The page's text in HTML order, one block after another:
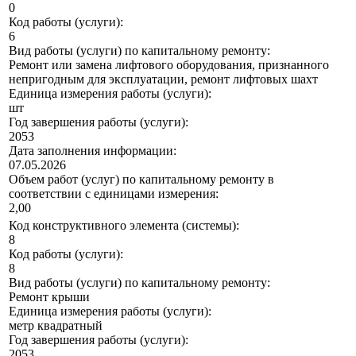
0
Код работы (услуги):
6
Вид работы (услуги) по капитальному ремонту:
Ремонт или замена лифтового оборудования, признанного
непригодным для эксплуатации, ремонт лифтовых шахт
Единица измерения работы (услуги):
шт
Год завершения работы (услуги):
2053
Дата заполнения информации:
07.05.2026
Объем работ (услуг) по капитальному ремонту в
соответствии с единицами измерения:
2,00
Код конструктивного элемента (системы):
8
Код работы (услуги):
8
Вид работы (услуги) по капитальному ремонту:
Ремонт крыши
Единица измерения работы (услуги):
метр квадратный
Год завершения работы (услуги):